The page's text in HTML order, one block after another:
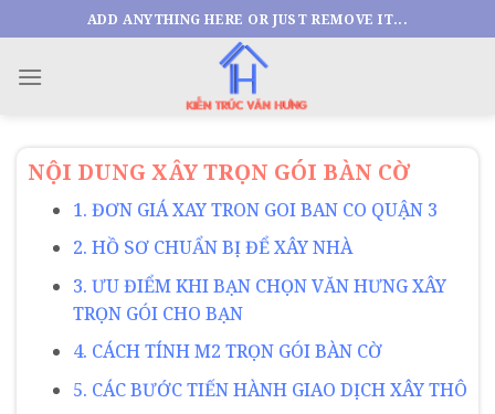
to
content
ADD ANYTHING HERE OR JUST REMOVE IT...
NỘI DUNG XÂY TRỌN GÓI BÀN CỜ
1. ĐƠN GIÁ XAY TRON GOI BAN CO QUẬN 3
2. HỒ SƠ CHUẨN BỊ ĐỂ XÂY NHÀ
3. ƯU ĐIỂM KHI BẠN CHỌN VĂN HƯNG XÂY
TRỌN GÓI CHO BẠN
4. CÁCH TÍNH M2 TRỌN GÓI BÀN CỜ
5. CÁC BƯỚC TIẾN HÀNH GIAO DỊCH XÂY THÔ